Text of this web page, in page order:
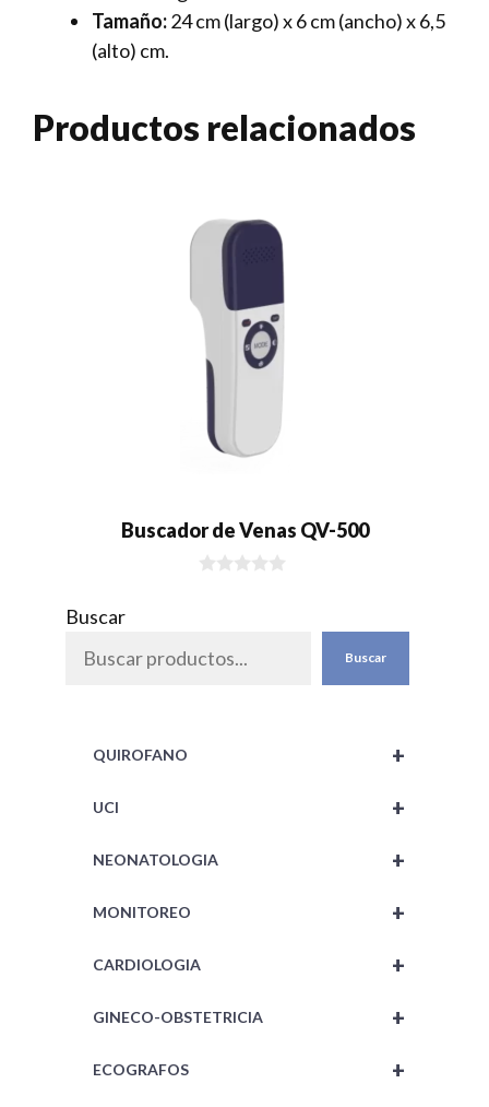
Tamaño:24 cm (largo) x 6 cm (ancho) x 6,5
(alto) cm.
Productos relacionados
Buscador de Venas QV-500
Buscar
Buscar
+
QUIROFANO
+
UCI
+
NEONATOLOGIA
+
MONITOREO
+
CARDIOLOGIA
+
GINECO-OBSTETRICIA
+
ECOGRAFOS